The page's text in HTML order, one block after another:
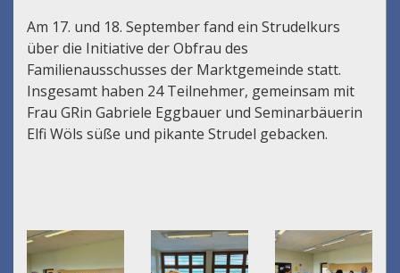
Am 17. und 18. September fand ein Strudelkurs
über die Initiative der Obfrau des
Familienausschusses der Marktgemeinde statt.
Insgesamt haben 24 Teilnehmer, gemeinsam mit
Frau GRin Gabriele Eggbauer und Seminarbäuerin
Elfi Wöls süße und pikante Strudel gebacken.